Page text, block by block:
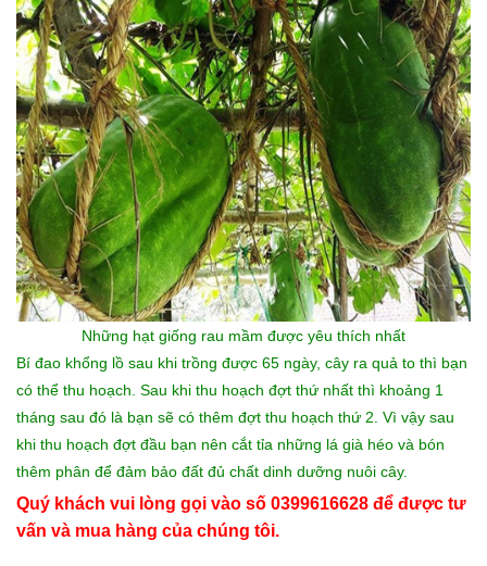
Những hạt giống rau mầm được yêu thích nhất
Bí đao khổng lồ sau khi trồng được 65 ngày, cây ra quả to thì bạn
có thể thu hoạch. Sau khi thu hoạch đợt thứ nhất thì khoảng 1
tháng sau đó là bạn sẽ có thêm đợt thu hoạch thứ 2. Vì vậy sau
khi thu hoạch đợt đầu bạn nên cắt tỉa những lá già héo và bón
thêm phân để đảm bảo đất đủ chất dinh dưỡng nuôi cây.
Quý khách vui lòng gọi vào số 0399616628 để được tư
vấn và mua hàng của chúng tôi.